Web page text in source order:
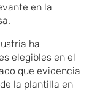
en la
ha
​elegibles en el
que evidencia
la plantilla ​ en